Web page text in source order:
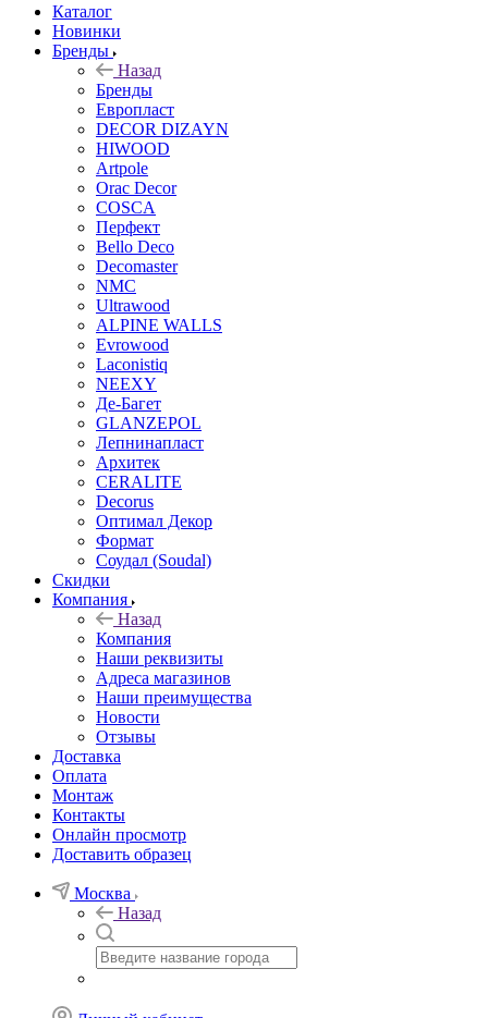
Каталог
Новинки
Бренды
Назад
Бренды
Европласт
DECOR DIZAYN
HIWOOD
Artpole
Orac Decor
COSCA
Перфект
Bello Deco
Decomaster
NMС
Ultrawood
ALPINE WALLS
Evrowood
Laconistiq
NEEXY
Де-Багет
GLANZEPOL
Лепнинапласт
Архитек
CERALITE
Decorus
Оптимал Декор
Формат
Соудал (Soudal)
Скидки
Компания
Назад
Компания
Наши реквизиты
Адреса магазинов
Наши преимущества
Новости
Отзывы
Доставка
Оплата
Монтаж
Контакты
Онлайн просмотр
Доставить образец
Москва
Назад